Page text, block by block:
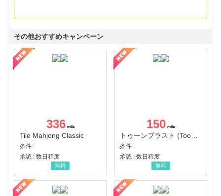
その他おすすめキャンペーン
336
Tile Mahjong Classic
条件 :
承認 : 数日程度
無料
150
トゥーンブラスト (Toon Blast)
条件 :
承認 : 数日程度
無料